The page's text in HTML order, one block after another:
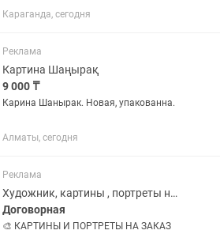
коллекция: Вторая картина "ДАРЫ
ПРИРОДЫ Казахстана" Название
современном стиле, но ощущениями
изобилия природы...
Караганда, сегодня
Реклама
Картина Шаңырақ
9 000 ₸
Карина Шанырак. Новая, упакованна.
Алматы, сегодня
Реклама
Художник, картины , портреты на заказ
Договорная
🎨 КАРТИНЫ И ПОРТРЕТЫ НА ЗАКАЗ